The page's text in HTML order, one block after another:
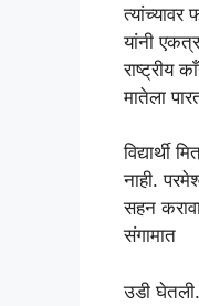
यांनी
राष्ट्रीय
मातेला
विद्यार्थी
नाही.
सहन
संगामात
उडी